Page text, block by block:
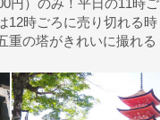
円）のみ！平日の11時ご
12時ごろに売り切れる時
重の塔がきれいに撮れる